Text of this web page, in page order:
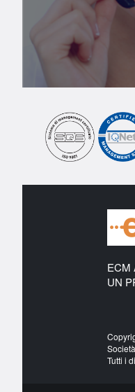
ECM
UN
Tutti i